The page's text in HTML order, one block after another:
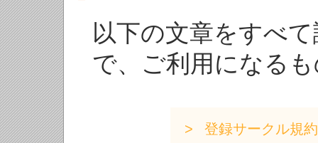
以下の文章をすべ
で、ご利用になる
登録サークル規約